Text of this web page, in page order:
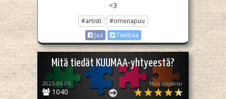
<3
#artisti
#omenapuu
Jaa
Twiittaa
Mitä tiedät KUUMAA-yhtyeestä?
1040
2023-06-05 Nuustojaksu